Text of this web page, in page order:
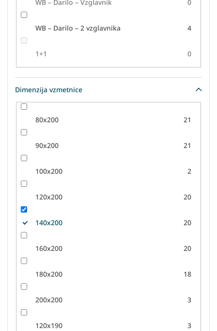
WB – Darilo – Vzglavnik 0
WB – Darilo – 2 vzglavnika 4
1+1 0
Dimenzija vzmetnice
80x200 21
90x200 21
100x200 2
120x200 20
140x200 20
160x200 20
180x200 18
200x200 3
120x190 3